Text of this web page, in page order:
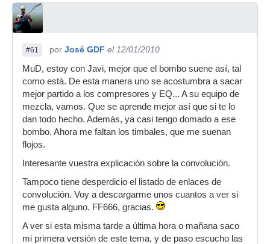
#61 por José GDF el 12/01/2010
MuD, estoy con Javi, mejor que el bombo suene así, tal
como está. De esta manera uno se acostumbra a sacar
mejor partido a los compresores y EQ... A su equipo de
mezcla, vamos. Que se aprende mejor así que si te lo
dan todo hecho. Además, ya casi tengo domado a ese
bombo. Ahora me faltan los timbales, que me suenan
flojos.
Interesante vuestra explicación sobre la convolución.
Tampoco tiene desperdicio el listado de enlaces de
convolución. Voy a descargarme unos cuantos a ver si
me gusta alguno. FF666, gracias.
A ver si esta misma tarde a última hora o mañana saco
mi primera versión de este tema, y de paso escucho las